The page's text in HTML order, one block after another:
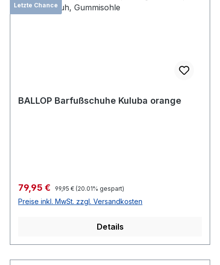
Letzte Chance
BALLOP Barfußschuhe Kuluba orange
Verkaufspreis:
79,95 € Regulärer Preis:
99,95 € (20.01% gespart)
Preise inkl. MwSt. zzgl. Versandkosten
Details